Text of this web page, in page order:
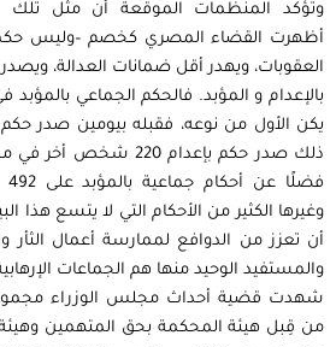
وتؤكد المنظمات الموقعة أن مثل تلك
أظهرت القضاء المصري كخصم –وليس
العقوبات، ويهدر أقل ضمانات العدالة، ويصدر
بالإعدام و المؤبد. فالحكم الجماعي
ذلك صدر حكم بإعدام 220
وغيرها الكثير من الأحكام التي لا يتسع هذا
أن تعزز من الدوافع لممارسة أعمال الثأر
والمستفيد الوحيد منها هم الجماعات
شهدت قضية أحداث مجلس الوزراء مجموعة
من قِبل هيئة المحكمة بحق المتهمين وهيئة